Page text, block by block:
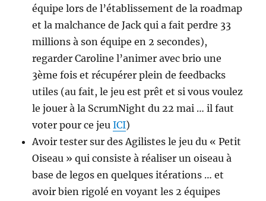
équipe lors de l’établissement de la roadmap
et la malchance de Jack qui a fait perdre 33
millions à son équipe en 2 secondes),
regarder Caroline l’animer avec brio une
3ème fois et récupérer plein de feedbacks
utiles (au fait, le jeu est prêt et si vous voulez
le jouer à la ScrumNight du 22 mai … il faut
voter pour ce jeuICI)
Avoir tester sur des Agilistes le jeu du « Petit
Oiseau » qui consiste à réaliser un oiseau à
base de legos en quelques itérations … et
avoir bien rigolé en voyant les 2 équipes